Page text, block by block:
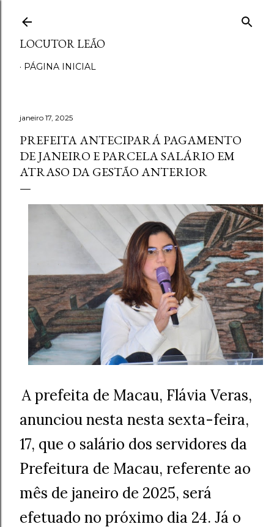
LOCUTOR LEÃO
PÁGINA INICIAL
janeiro 17, 2025
PREFEITA ANTECIPARÁ PAGAMENTO
DE JANEIRO E PARCELA SALÁRIO EM
ATRASO DA GESTÃO ANTERIOR
A prefeita de Macau, Flávia Veras,
anunciou nesta nesta sexta-feira,
17, que o salário dos servidores da
Prefeitura de Macau, referente ao
mês de janeiro de 2025, será
efetuado no próximo dia 24. Já o